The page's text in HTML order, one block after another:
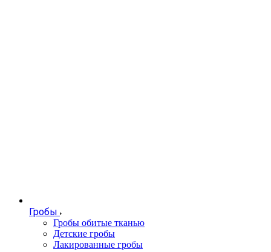
Гробы
Гробы обитые тканью
Детские гробы
Лакированные гробы